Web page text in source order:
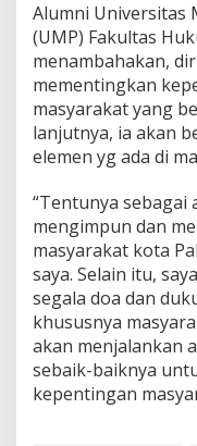
Alumni Universitas
(UMP) Fakultas
menambahakan,
mementingkan
masyarakat yang
lanjutnya, ia akan
elemen yg ada di
“Tentunya sebagai
mengimpun dan
masyarakat kota
saya. Selain itu,
segala doa dan
khususnya
akan menjalankan
sebaik-baiknya
kepentingan